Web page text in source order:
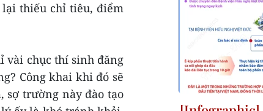
thiếu chỉ tiêu, điểm
vài chục thí sinh đăng
Công khai khi đó sẽ
trường này đào tạo